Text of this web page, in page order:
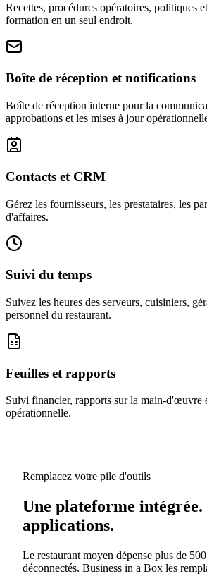
Recettes, procédures opératoires, politiques
formation en un seul endroit.
Boîte de réception et notifications
Boîte de réception interne pour la
approbations et les mises à jour
Contacts et CRM
Gérez les fournisseurs, les prestataires, les
d'affaires.
Suivi du temps
Suivez les heures des serveurs, cuisiniers,
personnel du restaurant.
Feuilles et rapports
Suivi financier, rapports sur la main-d'œuvre
opérationnelle.
Remplacez votre pile d'outils
Une plateforme intégrée.
applications.
Le restaurant moyen dépense plus de
déconnectés. Business in a Box les